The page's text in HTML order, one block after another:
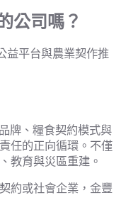
公司嗎？
益平台與農業契作推
牌、糧食契約模式與
任的正向循環。不僅
教育與災區重建。
約或社會企業，金豐